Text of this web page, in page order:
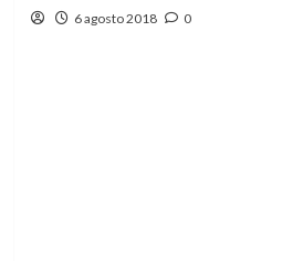
6 agosto 2018 0